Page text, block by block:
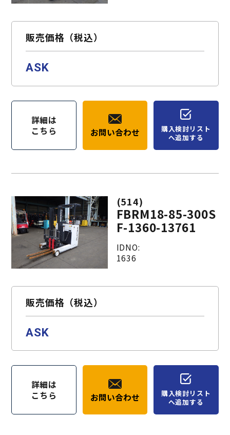
販売価格（税込）
ASK
詳細は
こちら
お問い合わせ
購入検討リスト
へ追加する
(514)
FBRM18-85-300S
F-1360-13761
IDNO:
1636
販売価格（税込）
ASK
詳細は
こちら
お問い合わせ
購入検討リスト
へ追加する